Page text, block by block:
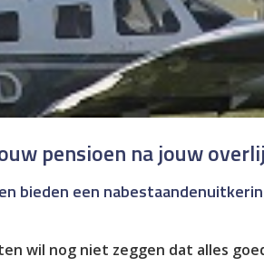
pensioen na jouw
bieden een
wil nog niet zeggen dat alles